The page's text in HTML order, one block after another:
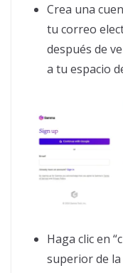
Crea una
tu correo
después de
a tu espacio
Haga clic en
superior de